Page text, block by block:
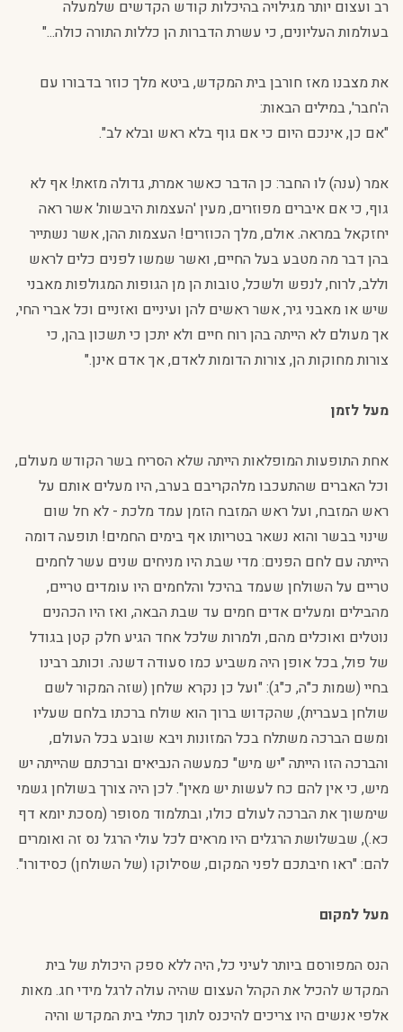
רב ועצום יותר מגילויה בהיכלות קודש הקדשים שלמעלה
בעולמות העליונים, כי עשרת הדברות הן כללות התורה כולה..."
את מצבנו מאז חורבן בית המקדש, ביטא מלך כוזר בדבורו עם
ה'חבר', במילים הבאות:
"אם כן, אינכם היום כי אם גוף בלא ראש ובלא לב".
אמר (ענה) לו החבר: כן הדבר כאשר אמרת, גדולה מזאת! אף לא
גוף, כי אם איברים מפוזרים, מעין 'העצמות היבשות' אשר ראה
יחזקאל במראה. אולם, מלך הכוזרים! העצמות ההן, אשר נשתייר
בהן דבר מה מטבע בעל החיים, ואשר שמשו לפנים כלים לראש
וללב, לרוח, לנפש ולשכל, טובות הן מן הגופות המגולפות מאבני
שיש או מאבני גיר, אשר ראשים להן ועיניים ואזניים וכל אברי החי,
אך מעולם לא הייתה בהן רוח חיים ולא יתכן כי תשכון בהן, כי
צורות מחוקות הן, צורות הדומות לאדם, אך אדם אינן."
מעל לזמן
אחת התופעות המופלאות הייתה שלא הסריח בשר הקודש מעולם,
וכל האברים שהתעכבו מלהקריבם בערב, היו מעלים אותם על
ראש המזבח, ועל ראש המזבח הזמן עמד מלכת - לא חל שום
שינוי בבשר והוא נשאר בטריותו אף בימים החמים! תופעה דומה
הייתה עם לחם הפנים: מדי שבת היו מניחים שנים עשר לחמים
טריים על השולחן שעמד בהיכל והלחמים היו עומדים טריים,
מהבילים ומעלים אדים חמים עד שבת הבאה, ואז היו הכהנים
נוטלים ואוכלים מהם, ולמרות שלכל אחד הגיע חלק קטן בגודל
של פול, בכל אופן היה משביע כמו סעודה דשנה. וכותב רבינו
בחיי (שמות כ"ה, כ"ג): "ועל כן נקרא שלחן (שזה המקור לשם
שולחן בעברית), שהקדוש ברוך הוא שולח ברכתו בלחם שעליו
ומשם הברכה משתלח בכל המזונות ויבא שובע בכל העולם,
והברכה הזו הייתה "יש מיש" כמעשה הנביאים וברכתם שהייתה יש
מיש, כי אין להם כח לעשות יש מאין". לכן היה צורך בשולחן גשמי
שימשוך את הברכה לעולם כולו, ובתלמוד מסופר (מסכת יומא דף
כא.), שבשלושת הרגלים היו מראים לכל עולי הרגל נס זה ואומרים
להם: "ראו חיבתכם לפני המקום, שסילוקו (של השולחן) כסידורו".
מעל למקום
הנס המפורסם ביותר לעיני כל, היה ללא ספק היכולת של בית
המקדש להכיל את הקהל העצום שהיה עולה לרגל מידי חג. מאות
אלפי אנשים היו צריכים להיכנס לתוך כתלי בית המקדש והיה